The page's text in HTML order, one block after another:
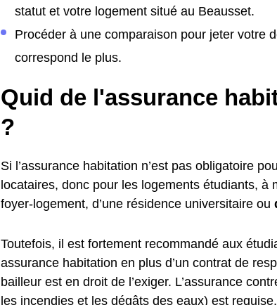
statut et votre logement situé au Beausset.
Procéder à une comparaison pour jeter votre
correspond le plus.
Quid de l'assurance
?
Si l’assurance habitation n’est pas obligatoire
locataires, donc pour les logements étudiants, à
foyer-logement, d’une résidence universitaire ou
Toutefois, il est fortement recommandé aux
assurance habitation en plus d’un contrat de
bailleur est en droit de l’exiger. L’assurance
les incendies et les dégâts des eaux) est